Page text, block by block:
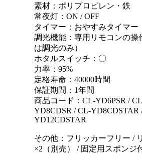
素材：ポリプロピレン・鉄
常夜灯：ON / OFF
タイマー：おやすみタイマー
調光機能：専用リモコンの
は調光のみ）
ホタルスイッチ：〇
力率：95%
定格寿命：40000時間
保証期間：1年間
商品コード：CL-YD6PSR /
YD8CDSR / CL-YD8CDSTAR
YD12CDSTAR
その他：フリッカーフリー /
×2（別売） / 固定用スポンジ